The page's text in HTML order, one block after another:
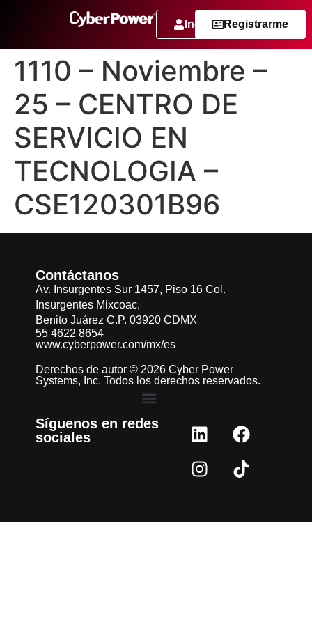
IngresarRegistrarme
1110 – Noviembre –
25 – CENTRO DE
SERVICIO EN
TECNOLOGIA –
CSE120301B96
Contáctanos
Av. Insurgentes Sur 1457, Piso 16 Col.
Insurgentes Mixcoac,
Benito Juárez C.P. 03920 CDMX
55 4622 8654
www.cyberpower.com/mx/es
Derechos de autor © 2026 Cyber Power
Systems, Inc. Todos los derechos reservados.
Síguenos en redes
sociales